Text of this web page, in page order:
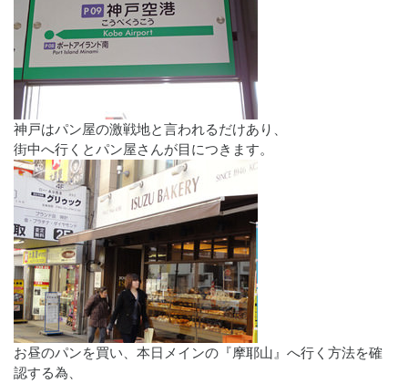
神戸はパン屋の激戦地と言われるだけあり、
街中へ行くとパン屋さんが目につきます。
お昼のパンを買い、本日メインの『摩耶山』へ行く方法を確
認する為、